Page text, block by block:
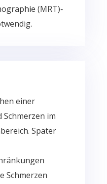
(MRT)-
einer
im
Später
Schmerzen